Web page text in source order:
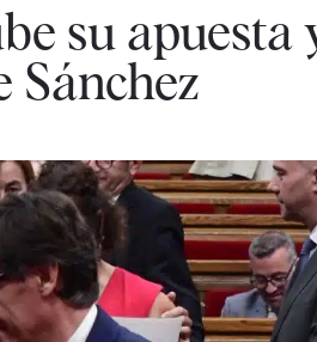
su apuesta
Sánchez